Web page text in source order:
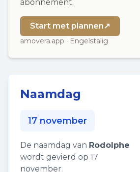
abonnement.
Start met plannen↗
amovera.app · Engelstalig
Naamdag
17 november
De naamdag van Rodolphe
wordt gevierd op 17
november.